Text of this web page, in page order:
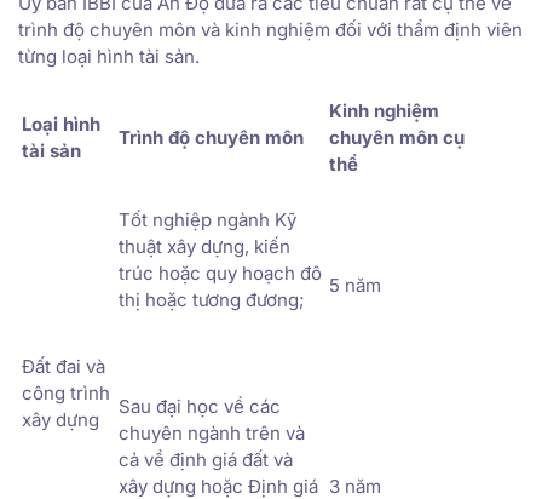
trình độ chuyên môn và kinh nghiệm đối với thẩm định viên
từng loại hình tài sản.
Loại hình
tài sản
Trình độ chuyên môn
Kinh nghiệm
chuyên môn cụ
thể
Đất đai và
công trình
xây dựng
Tốt nghiệp ngành Kỹ
thuật xây dựng, kiến
trúc hoặc quy hoạch đô
thị hoặc tương đương;
5 năm
Sau đại học về các
chuyên ngành trên và
cả về định giá đất và
xây dựng hoặc Định giá 3 năm